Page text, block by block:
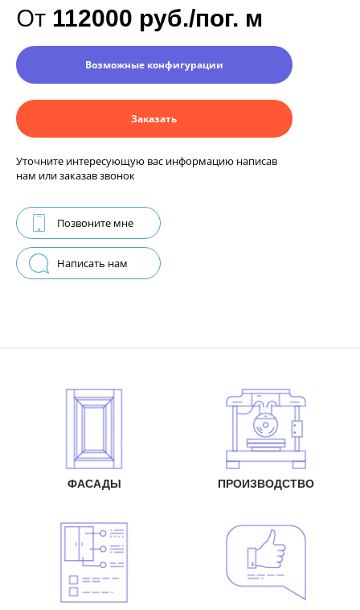
От 112000 руб./пог. м
Возможные конфигурации
Заказать
Уточните интересующую вас информацию написав
нам или заказав звонок
Позвоните мне
Написать нам
ФАСАДЫ ПРОИЗВОДСТВО